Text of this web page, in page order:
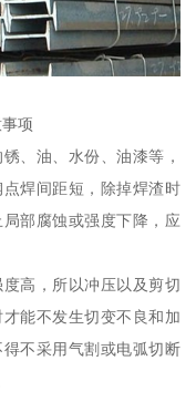
项
、油、水份、油漆等，
焊间距短，除掉焊渣时
部腐蚀或强度下降，应
高，所以冲压以及剪切
能不发生切变不良和加
不采用气割或电弧切断